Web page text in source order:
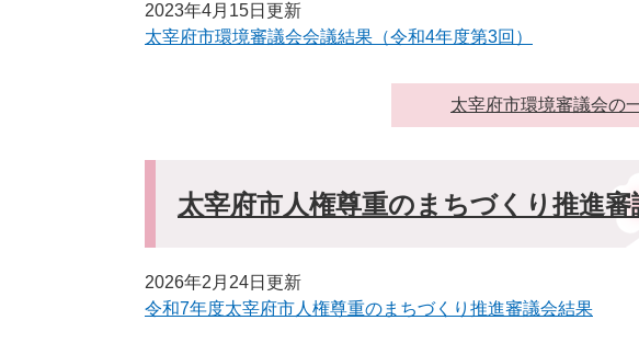
2023年4月15日更新
太宰府市環境審議会会議結果（令和4年度第3回）
太宰府市環境審議会の
太宰府市人権尊重のまちづくり推進審
2026年2月24日更新
令和7年度太宰府市人権尊重のまちづくり推進審議会結果